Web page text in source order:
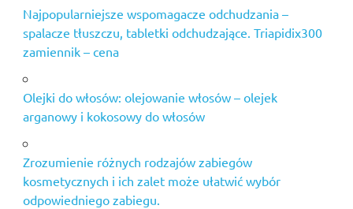
Najpopularniejsze wspomagacze odchudzania –
spalacze tłuszczu, tabletki odchudzające. Triapidix300
zamiennik – cena
Olejki do włosów: olejowanie włosów – olejek
arganowy i kokosowy do włosów
Zrozumienie różnych rodzajów zabiegów
kosmetycznych i ich zalet może ułatwić wybór
odpowiedniego zabiegu.